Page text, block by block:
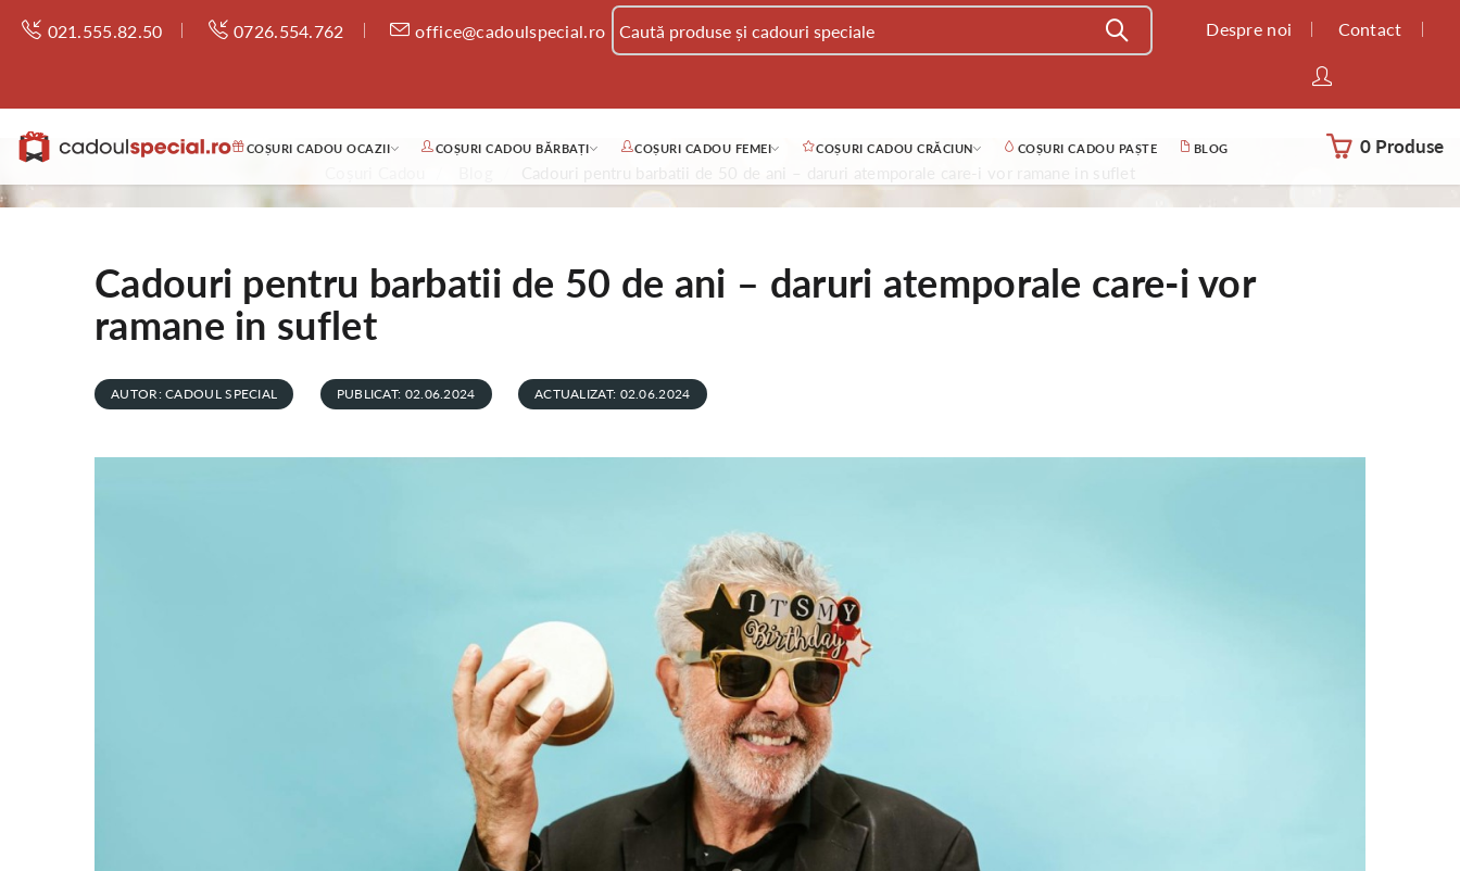
021.555.82.50 0726.554.762 office@cadoulspecial.ro Despre noi Contact
COȘURI CADOU OCAZII COȘURI CADOU BĂRBAȚI COȘURI CADOU FEMEI COȘURI CADOU CRĂCIUN COȘURI CADOU PAȘTE BLOG 0 Produse
Cadouri pentru barbatii de 50 de ani – daruri atemporale care-i vor
ramane in suflet
AUTOR: CADOUL SPECIAL PUBLICAT: 02.06.2024 ACTUALIZAT: 02.06.2024